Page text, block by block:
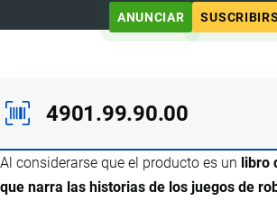
ANUNCIAR
4901.99.90.00
Al considerarse que el producto es un libro
que narra las historias de los juegos de